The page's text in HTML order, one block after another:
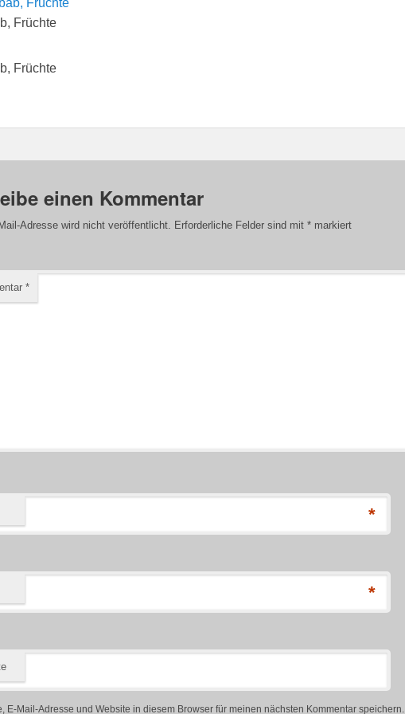
Früchte
Früchte
einen Kommentar
Adresse wird nicht veröffentlicht. Erforderliche Felder sind mit * markiert
*
*
*
E-Mail-Adresse und Website in diesem Browser für meinen nächsten Kommentar speichern.